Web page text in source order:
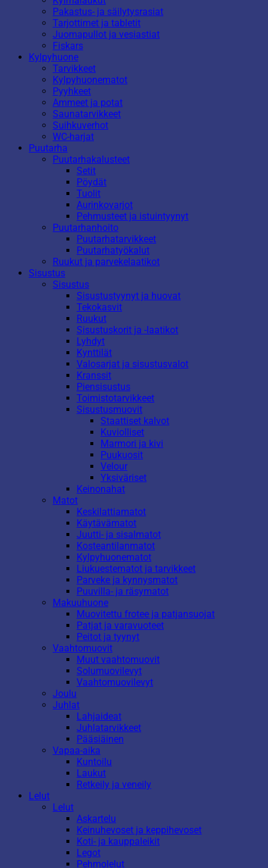
Pakastus- ja säilytysrasiat
Tarjottimet ja tabletit
Juomapullot ja vesiastiat
Fiskars
Kylpyhuone
Tarvikkeet
Kylpyhuonematot
Pyyhkeet
Ammeet ja potat
Saunatarvikkeet
Suihkuverhot
WC-harjat
Puutarha
Puutarhakalusteet
Setit
Pöydät
Tuolit
Aurinkovarjot
Pehmusteet ja istuintyynyt
Puutarhanhoito
Puutarhatarvikkeet
Puutarhatyökalut
Ruukut ja parvekelaatikot
Sisustus
Sisustus
Sisustustyynyt ja huovat
Tekokasvit
Ruukut
Sisustuskorit ja -laatikot
Lyhdyt
Kynttilät
Valosarjat ja sisustusvalot
Kranssit
Piensisustus
Toimistotarvikkeet
Sisustusmuovit
Staattiset kalvot
Kuviolliset
Marmori ja kivi
Puukuosit
Velour
Yksiväriset
Keinonahat
Matot
Keskilattiamatot
Käytävämatot
Juutti- ja sisalmatot
Kosteantilanmatot
Kylpyhuonematot
Liukuestematot ja tarvikkeet
Parveke ja kynnysmatot
Puuvilla- ja räsymatot
Makuuhuone
Muovitettu frotee ja patjansuojat
Patjat ja varavuoteet
Peitot ja tyynyt
Vaahtomuovit
Muut vaahtomuovit
Solumuovilevyt
Vaahtomuovilevyt
Joulu
Juhlat
Lahjaideat
Juhlatarvikkeet
Pääsiäinen
Vapaa-aika
Kuntoilu
Laukut
Retkeily ja veneily
Lelut
Lelut
Askartelu
Keinuhevoset ja keppihevoset
Koti- ja kauppaleikit
Legot
Pehmolelut